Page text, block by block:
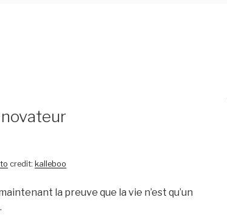
credit: kalleboo
la preuve que la vie n’est qu’un